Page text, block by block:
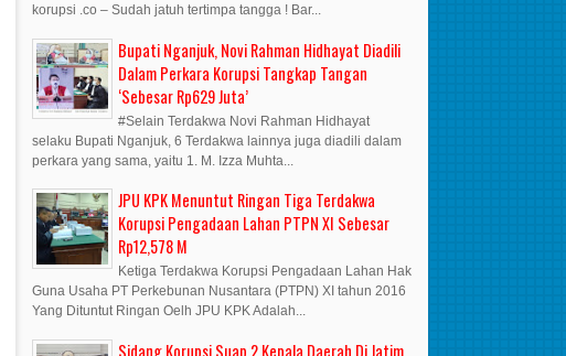
korupsi .co – Sudah jatuh tertimpa tangga ! Bar...
Bupati Nganjuk, Novi Rahman Hidhayat Diadili
Dalam Perkara Korupsi Tangkap Tangan
‘Sebesar Rp629 Juta’
#Selain Terdakwa Novi Rahman Hidhayat
selaku Bupati Nganjuk, 6 Terdakwa lainnya juga diadili dalam
perkara yang sama, yaitu 1. M. Izza Muhta...
JPU KPK Menuntut Ringan Tiga Terdakwa
Korupsi Pengadaan Lahan PTPN XI Sebesar
Rp12,578 M
Ketiga Terdakwa Korupsi Pengadaan Lahan Hak
Guna Usaha PT Perkebunan Nusantara (PTPN) XI tahun 2016
Yang Dituntut Ringan Oelh JPU KPK Adalah...
Sidang Korupsi Suap 2 Kepala Daerah Di Jatim